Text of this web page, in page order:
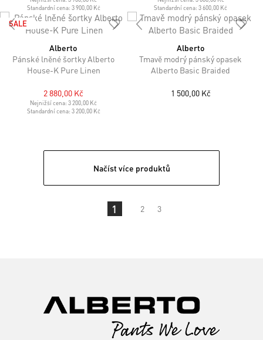
Standardní cena: 3 900,00 Kč
Standardní cena:3 600,00 Kč
SALE
Alberto
Pánské lněné šortky Alberto
House-K Pure Linen
2 880,00 Kč
Nejnižší cena:3 200,00 Kč
Standardní cena: 3 200,00 Kč
Alberto
Tmavě modrý pánský opasek
Alberto Basic Braided
1 500,00 Kč
Načíst více produktů
1 2 3